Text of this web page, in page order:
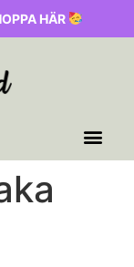
HÄR